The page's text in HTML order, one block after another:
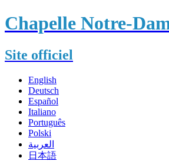
Chapelle Notre-
Site officiel
English
Deutsch
Español
Italiano
Português
Polski
العربية
日本語